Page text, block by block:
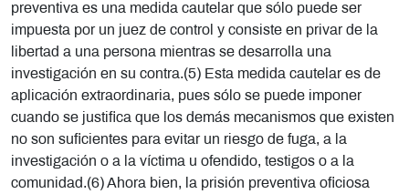
preventiva es una medida cautelar que sólo puede ser
impuesta por un juez de control y consiste en privar de la
libertad a una persona mientras se desarrolla una
investigación en su contra.(5) Esta medida cautelar es de
aplicación extraordinaria, pues sólo se puede imponer
cuando se justifica que los demás mecanismos que existen
no son suficientes para evitar un riesgo de fuga, a la
investigación o a la víctima u ofendido, testigos o a la
comunidad.(6) Ahora bien, la prisión preventiva oficiosa